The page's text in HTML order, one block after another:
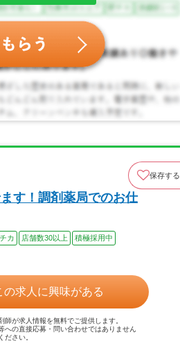
保存する
す！調剤薬局でのお仕
カ 店舗数30以上
積極採用中
の求人に興味がある
師が求人情報を無料でご提供します。
への直接応募・問い合わせではありません
ださい。